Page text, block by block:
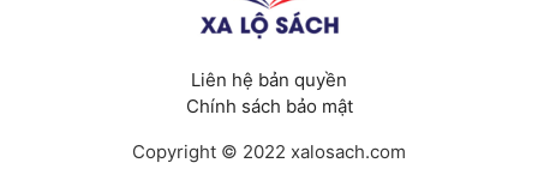
Liên hệ bản quyền
Chính sách bảo mật
Copyright © 2022 xalosach.com